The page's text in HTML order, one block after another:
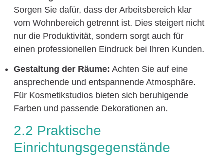
Sorgen Sie dafür, dass der Arbeitsbereich klar
vom Wohnbereich getrennt ist. Dies steigert nicht
nur die Produktivität, sondern sorgt auch für
einen professionellen Eindruck bei Ihren Kunden.
Gestaltung der Räume: Achten Sie auf eine
ansprechende und entspannende Atmosphäre.
Für Kosmetikstudios bieten sich beruhigende
Farben und passende Dekorationen an.
2.2 Praktische
Einrichtungsgegenstände